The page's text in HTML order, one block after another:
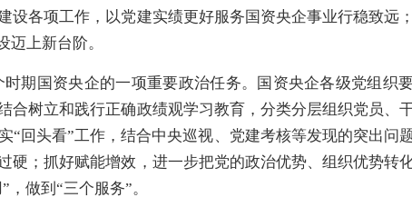
各项工作，以党建实绩更好服务国资央企事业行稳致远
上新台阶。
期国资央企的一项重要政治任务。国资央企各级党组织
树立和践行正确政绩观学习教育，分类分层组织党员、
回头看”工作，结合中央巡视、党建考核等发现的突出问
；抓好赋能增效，进一步把党的政治优势、组织优势转
做到“三个服务”。